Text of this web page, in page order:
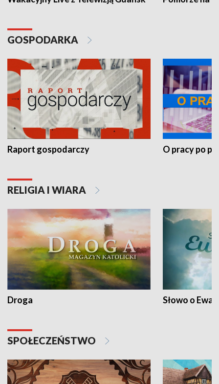
GOSPODARKA
Raport gospodarczy O pracy po
RELIGIA I WIARA
Droga Słowo o
SPOŁECZEŃSTWO